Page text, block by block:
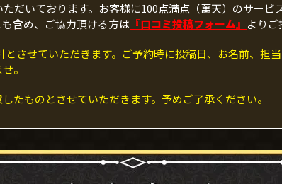
だいております。お客様に100点満点（萬天）のサー
含め、ご協力頂ける方は 『口コミ投稿フォーム』 よりご
させていただきます。ご予約時に投稿日、お名前、担
。
ものとさせていただきます。予めご了承ください。